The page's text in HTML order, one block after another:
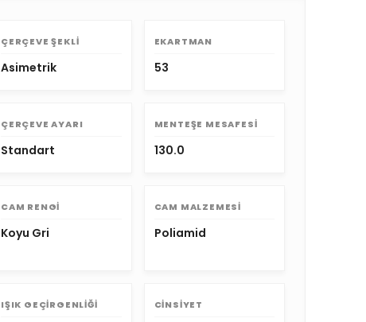
ÇERÇEVE ŞEKLI
Asimetrik
EKARTMAN
53
ÇERÇEVE AYARI
Standart
MENTEŞE MESAFESI
130.0
CAM RENGI
Koyu Gri
CAM MALZEMESI
Poliamid
IŞIK GEÇIRGENLIĞI CINSIYET